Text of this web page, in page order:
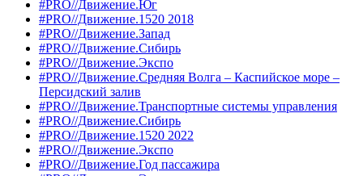
#PRO//Движение.Юг
#PRO//Движение.1520 2018
#PRO//Движение.Запад
#PRO//Движение.Сибирь
#PRO//Движение.Экспо
#PRO//Движение.Средняя Волга – Каспийское море –
Персидский залив
#PRO//Движение.Транспортные системы управления
#PRO//Движение.Сибирь
#PRO//Движение.1520 2022
#PRO//Движение.Экспо
#PRO//Движение.Год пассажира